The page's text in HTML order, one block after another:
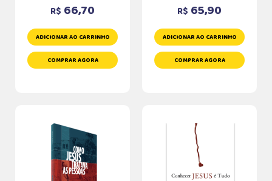
R$ 66,70
ADICIONAR AO CARRINHO
COMPRAR AGORA
R$ 65,90
ADICIONAR AO CARRINHO
COMPRAR AGORA